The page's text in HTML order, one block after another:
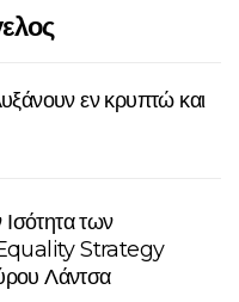
εν κρυπτώ και
Ισότητα των
Strategy
Λάντσα